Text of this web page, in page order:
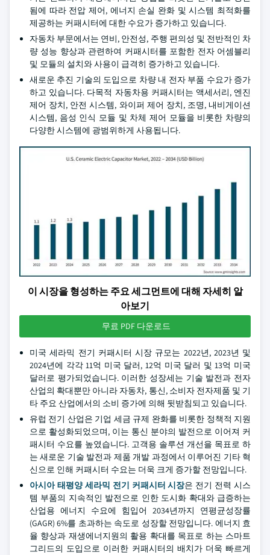
됨에 따라 전압 제어, 에너지 손실 완화 및 시스템 최적화를
제공하는 커패시터에 대한 수요가 증가하고 있습니다.
자동차 부문에서는 연비, 안전성, 주행 편의성 및 전반적인 차
량 성능 향상과 관련하여 커패시터를 포함한 전자 어셈블리
및 모듈의 설치와 사용이 급격히 증가하고 있습니다.
새로운 추진 기술의 도입으로 차량 내 전자 부품 수요가 증가
하고 있습니다. 다목적 자동차용 커패시터는 액세서리, 엔진
제어 장치, 안전 시스템, 와이퍼 제어 장치, 조명, 내비게이션
시스템, 음성 인식 모듈 및 차체 제어 모듈을 비롯한 차량의
다양한 시스템에 광범위하게 사용됩니다.
이 시장을 형성하는 주요 세그먼트에 대해 자세히 알
아보기
무료 PDF 다운로드
미국 세라믹 전기 커패시터 시장 규모는 2022년, 2023년 및
2024년에 각각 11억 미국 달러, 12억 미국 달러 및 13억 미국
달러로 평가되었습니다. 이러한 성장세는 기술 발전과 전자
산업의 확대뿐만 아니라 자동차, 통신, 소비자 전자제품 및 기
타 주요 산업에서의 소비 증가에 의해 뒷받침되고 있습니다.
유럽 전기 산업은 기업 세금 규제 완화를 비롯한 정책적 지원
으로 활성화되었으며, 이는 통신 분야의 발전으로 이어져 커
패시터 수요를 높였습니다. 고객용 솔루션 개선을 목표로 하
는 새로운 기술 발전과 제품 개발 과정에서 이루어진 기타 혁
신으로 인해 커패시터 수요는 더욱 크게 증가할 전망입니다.
아시아 태평양 세라믹 전기 커패시터 시장은 전기 전력 시스
템 부품의 지속적인 발전으로 인한 도시화 확대와 급증하는
산업용 에너지 수요에 힘입어 2034년까지 연평균성장률
(GAGR) 6%를 초과하는 속도로 성장할 전망입니다. 에너지 효
율 향상과 재생에너지원의 활용 확대를 목표로 하는 스마트
그리드의 도입으로 이러한 커패시터의 배치가 더욱 빠르게